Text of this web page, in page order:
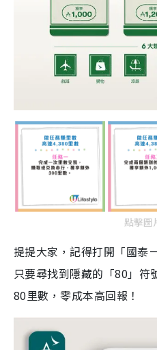
點擊圖
提提大家，記得打開「國泰
只要尋找到隱藏的「80」符
80里數，零成本高回報！